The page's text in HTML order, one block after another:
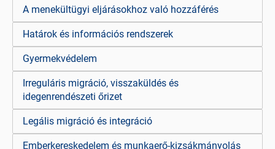
A menekültügyi eljárásokhoz való hozzáférés
Határok és információs rendszerek
Gyermekvédelem
Irreguláris migráció, visszaküldés és
idegenrendészeti őrizet
Legális migráció és integráció
Emberkereskedelem és munkaerő-kizsákmányolás